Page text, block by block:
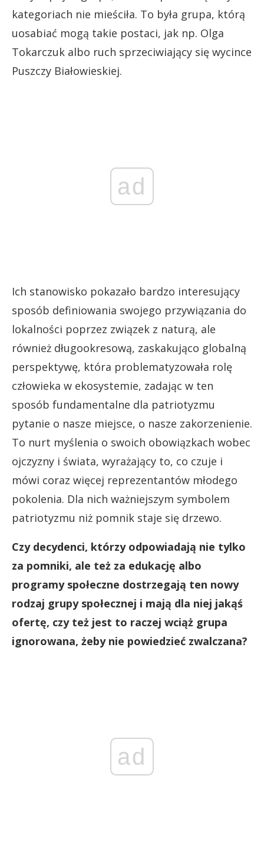
kategoriach nie mieściła. To była grupa, którą
uosabiać mogą takie postaci, jak np. Olga
Tokarczuk albo ruch sprzeciwiający się wycince
Puszczy Białowieskiej.
ad
Ich stanowisko pokazało bardzo interesujący
sposób definiowania swojego przywiązania do
lokalności poprzez związek z naturą, ale
również długookresową, zaskakująco globalną
perspektywę, która problematyzowała rolę
człowieka w ekosystemie, zadając w ten
sposób fundamentalne dla patriotyzmu
pytanie o nasze miejsce, o nasze zakorzenienie.
To nurt myślenia o swoich obowiązkach wobec
ojczyzny i świata, wyrażający to, co czuje i
mówi coraz więcej reprezentantów młodego
pokolenia. Dla nich ważniejszym symbolem
patriotyzmu niż pomnik staje się drzewo.
Czy decydenci, którzy odpowiadają nie tylko
za pomniki, ale też za edukację albo
programy społeczne dostrzegają ten nowy
rodzaj grupy społecznej i mają dla niej jakąś
ofertę, czy też jest to raczej wciąż grupa
ignorowana, żeby nie powiedzieć zwalczana?
ad